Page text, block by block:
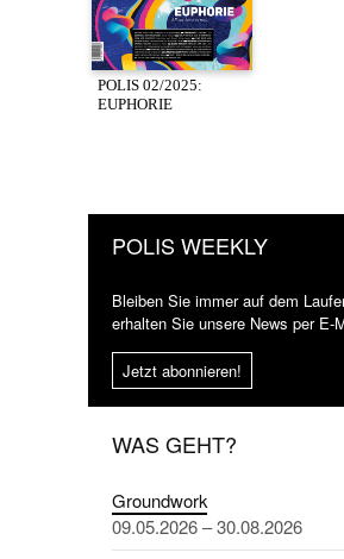
POLIS 02/2025:
EUPHORIE
POLIS WEEKLY
Bleiben Sie immer auf dem
erhalten Sie unsere News per E-
Jetzt abonnieren!
WAS GEHT?
Groundwork
09.05.2026 – 30.08.2026